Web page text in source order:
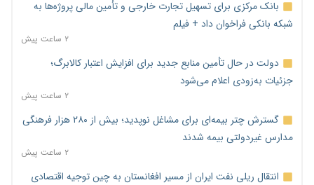
بانک مرکزی برای تسهیل تجارت خارجی و تأمین مالی پروژه‌ها به
شبکه بانکی فراخوان داد + فیلم
۲ ساعت پیش
دولت در حال تأمین منابع جدید برای افزایش اعتبار کالابرگ؛
جزئیات به‌زودی اعلام می‌شود
۲ ساعت پیش
گسترش چتر بیمه‌ای برای مشاغل نوپدید؛ بیش از ۲۸۰ هزار فرهنگی
مدارس غیردولتی بیمه شدند
۲ ساعت پیش
انتقال ریلی نفت ایران از مسیر افغانستان به چین توجیه اقتصادی